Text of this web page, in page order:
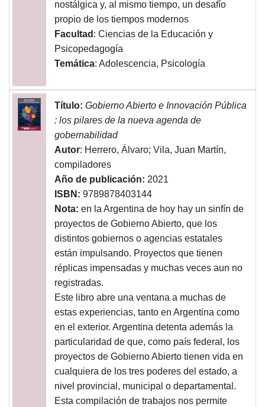
nostálgica y, al mismo tiempo, un desafío
propio de los tiempos modernos
Facultad : Ciencias de la Educación y
Psicopedagogía
Temática: Adolescencia, Psicología
Título: Gobierno Abierto e Innovación Pública
: los pilares de la nueva agenda de
gobernabilidad
Autor: Herrero, Álvaro; Vila, Juan Martín,
compiladores
Año de publicación: 2021
ISBN: 9789878403144
Nota: en la Argentina de hoy hay un sinfín de
proyectos de Gobierno Abierto, que los
distintos gobiernos o agencias estatales
están impulsando. Proyectos que tienen
réplicas impensadas y muchas veces aun no
registradas.
Este libro abre una ventana a muchas de
estas experiencias, tanto en Argentina como
en el exterior. Argentina detenta además la
particularidad de que, como país federal, los
proyectos de Gobierno Abierto tienen vida en
cualquiera de los tres poderes del estado, a
nivel provincial, municipal o departamental.
Esta compilación de trabajos nos permite